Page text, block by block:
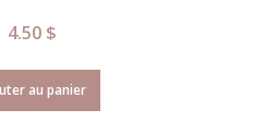
4.50 $
au panier